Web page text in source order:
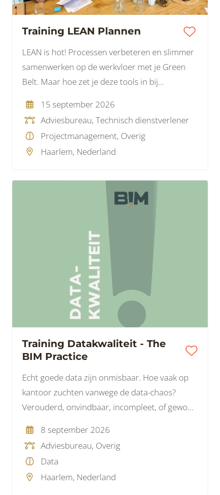
Training LEAN Plannen
LEAN is hot! Processen verbeteren en slimmer
samenwerken op de werkvloer met je Green
Belt. Maar hoe zet je deze tools in bij
een andere dynamiek tussen diverse partijen.
Hoe pak je dat aan?
15 september 2026
Adviesbureau, Technisch dienstverlener
Projectmanagement, Overig
Haarlem, Nederland
Training Datakwaliteit - The
BIM Practice
Echt goede data zijn onmisbaar. Hoe vaak op
kantoor zuchten vanwege de data-chaos?
Verouderd, onvindbaar, incompleet, of gewoon
onze dagelijkse gang van zaken.
8 september 2026
Adviesbureau, Overig
Data
Haarlem, Nederland